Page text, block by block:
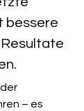
bessere
– es